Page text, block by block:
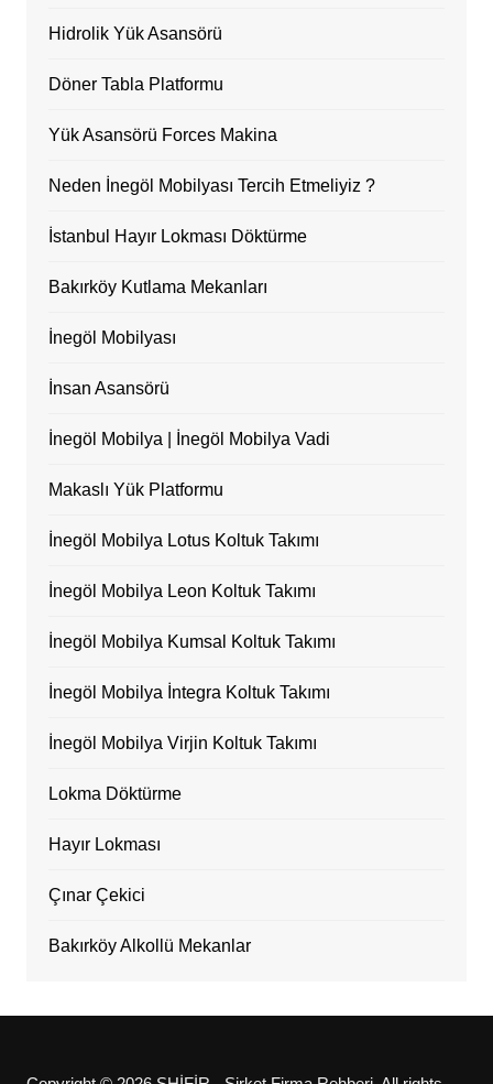
Hidrolik Yük Asansörü
Döner Tabla Platformu
Yük Asansörü Forces Makina
Neden İnegöl Mobilyası Tercih Etmeliyiz ?
İstanbul Hayır Lokması Döktürme
Bakırköy Kutlama Mekanları
İnegöl Mobilyası
İnsan Asansörü
İnegöl Mobilya | İnegöl Mobilya Vadi
Makaslı Yük Platformu
İnegöl Mobilya Lotus Koltuk Takımı
İnegöl Mobilya Leon Koltuk Takımı
İnegöl Mobilya Kumsal Koltuk Takımı
İnegöl Mobilya İntegra Koltuk Takımı
İnegöl Mobilya Virjin Koltuk Takımı
Lokma Döktürme
Hayır Lokması
Çınar Çekici
Bakırköy Alkollü Mekanlar